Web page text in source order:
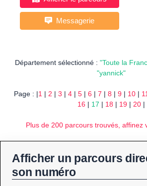
Messagerie
Département sélectionné : "Toute la
"yannick"
Page : |1 | 2 | 3 | 4 | 5 | 6 | 7 | 8 | 9 | 10 |
16 | 17 | 18 | 19 | 20 |
Plus de 200 parcours trouvés, affinez
Afficher un parcours
son numéro